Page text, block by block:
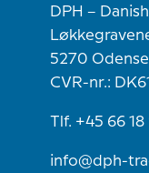
DPH –
5270
CVR-nr.:
Tlf. +45 66 18
info@dph-